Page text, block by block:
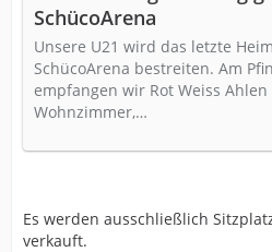
SchücoArena
Unsere U21 wird das letzte
SchücoArena bestreiten. Am
empfangen wir Rot Weiss
Wohnzimmer,…
Es werden ausschließlich
verkauft.